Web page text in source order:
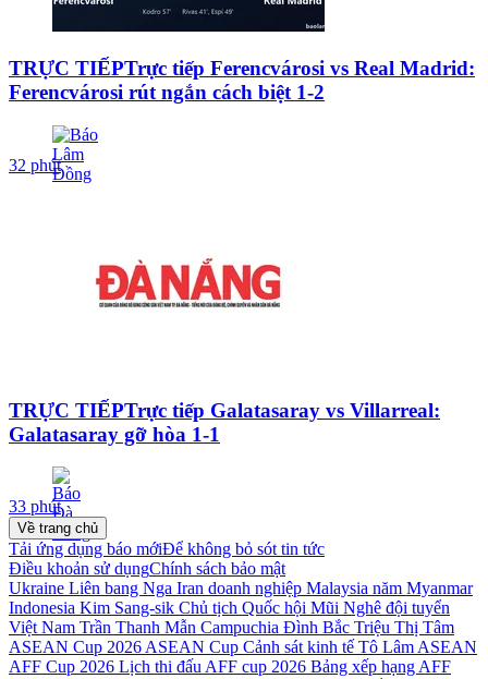
TRỰC TIẾPTrực tiếp Ferencvárosi vs Real Madrid:
Ferencvárosi rút ngắn cách biệt 1-2
32 phút
TRỰC TIẾPTrực tiếp Galatasaray vs Villarreal:
Galatasaray gỡ hòa 1-1
33 phút
Về trang chủ
Tải ứng dụng báo mớiĐể không bỏ sót tin tức
Điều khoản sử dụngChính sách bảo mật
Ukraine Liên bang Nga Iran doanh nghiệp Malaysia năm Myanmar
Indonesia Kim Sang-sik Chủ tịch Quốc hội Mũi Nghê đội tuyển
Việt Nam Trần Thanh Mẫn Campuchia Đình Bắc Triệu Thị Tâm
ASEAN Cup 2026 ASEAN Cup Cảnh sát kinh tế Tô Lâm ASEAN
AFF Cup 2026 Lịch thi đấu AFF cup 2026 Bảng xếp hạng AFF